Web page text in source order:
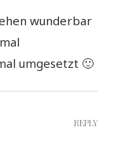
wunderbar
umgesetzt 🙂
REPLY